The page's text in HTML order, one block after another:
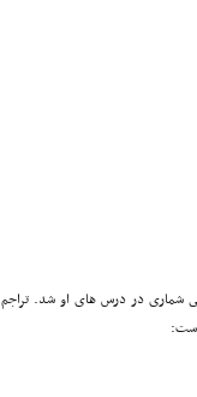
شمارى در درس هاى او شد. تراجم